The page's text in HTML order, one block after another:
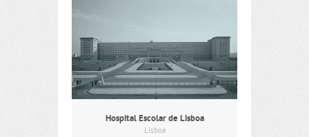
Hospital Escolar de Lisboa
Lisboa